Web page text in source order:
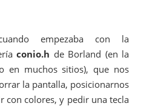
empezaba con la
conio.h de Borland (en la
en muchos sitios), que nos
la pantalla, posicionarnos
con colores, y pedir una tecla